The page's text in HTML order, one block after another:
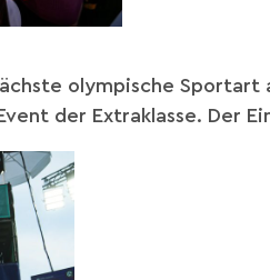
olympische Sportart
der Extraklasse. Der